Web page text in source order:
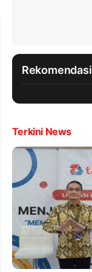
Rekomendasi
Terkini News